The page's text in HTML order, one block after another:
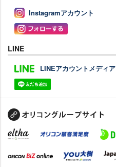
Instagramアカウント
LINE
LINEアカウントメディア